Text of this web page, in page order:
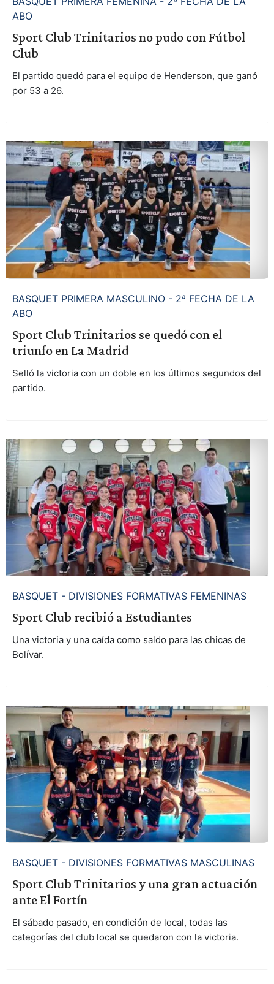
ABO
Sport Club Trinitarios no pudo con Fútbol
Club
El partido quedó para el equipo de Henderson, que ganó
por 53 a 26.
BASQUET PRIMERA MASCULINO - 2ª FECHA DE LA
ABO
Sport Club Trinitarios se quedó con el
triunfo en La Madrid
Selló la victoria con un doble en los últimos segundos del
partido.
BASQUET - DIVISIONES FORMATIVAS FEMENINAS
Sport Club recibió a Estudiantes
Una victoria y una caída como saldo para las chicas de
Bolívar.
BASQUET - DIVISIONES FORMATIVAS MASCULINAS
Sport Club Trinitarios y una gran actuación
ante El Fortín
El sábado pasado, en condición de local, todas las
categorías del club local se quedaron con la victoria.